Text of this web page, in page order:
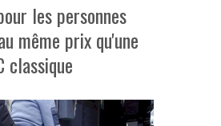
les personnes
même prix qu'une
classique